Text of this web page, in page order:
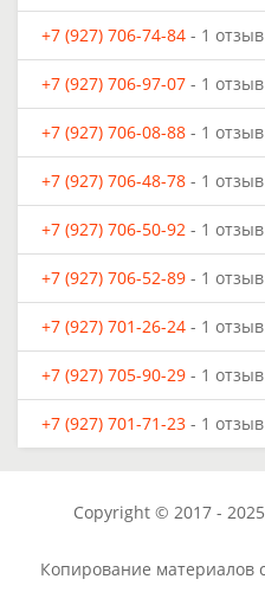
+7 (927) 706-74-84 - 1 отзыв
+7 (927) 706-97-07 - 1 отзыв
+7 (927) 706-08-88 - 1 отзыв
+7 (927) 706-48-78 - 1 отзыв
+7 (927) 706-50-92 - 1 отзыв
+7 (927) 706-52-89 - 1 отзыв
+7 (927) 701-26-24 - 1 отзыв
+7 (927) 705-90-29 - 1 отзыв
+7 (927) 701-71-23 - 1 отзыв
Copyright © 2017 -
Копирование материалов